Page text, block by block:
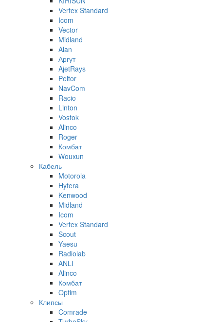
Vertex Standard
Icom
Vector
Midland
Alan
Аргут
AjetRays
Peltor
NavCom
Racio
Linton
Vostok
Alinco
Roger
Комбат
Wouxun
Кабель
Motorola
Hytera
Kenwood
Midland
Icom
Vertex Standard
Scout
Yaesu
Radiolab
ANLI
Alinco
Комбат
Optim
Клипсы
Comrade